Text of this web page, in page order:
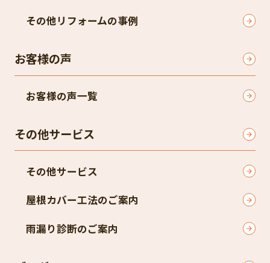
その他リフォームの事例
お客様の声
お客様の声一覧
その他サービス
その他サービス
屋根カバー工法のご案内
雨漏り診断のご案内